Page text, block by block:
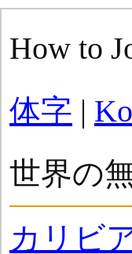
How to
体字 |
世界の
カリビ